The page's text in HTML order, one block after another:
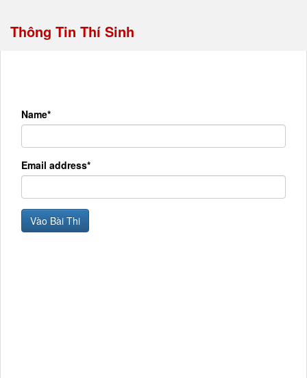
Thông Tin Thí Sinh
Name*
Email address*
Vào Bài Thi